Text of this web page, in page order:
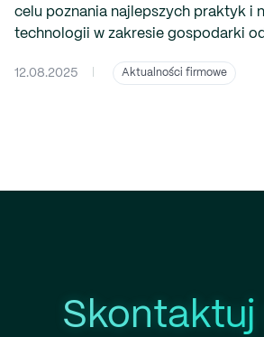
celu poznania najlepszych praktyk i
technologii w zakresie gospodarki
12.08.2025 Aktualności firmowe
Skontaktuj